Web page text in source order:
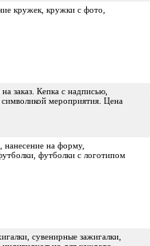
кружек, кружки с фото,
заказ. Кепка с надписью,
символикой мероприятия. Цена
на форму,
футболки с логотипом
сувенирные зажигалки,